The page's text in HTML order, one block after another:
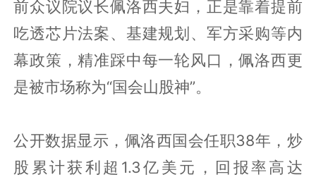
前众议院议长佩洛西夫妇，正是靠着提前
吃透芯片法案、基建规划、军方采购等内
幕政策，精准踩中每一轮风口，佩洛西更
是被市场称为“国会山股神”。
公开数据显示，佩洛西国会任职38年，炒
股累计获利超1.3亿美元，回报率高达